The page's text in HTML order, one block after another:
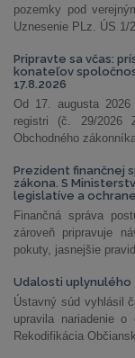
pozemky pod
Uznesenie PLz. ÚS 1/
Pripravte sa včas:
konateľov
17.8.2026
Od 17. augusta
registri (č. 29/
Obchodného
Prezident finančnej
zákona. S
legislatíve a
Finančná správa
zároveň pripravuje
pokuty, jasnejšie
Udalosti uplynulého
Ústavný súd vyhlásil
upravila nariadenie o
Rekodifikácia